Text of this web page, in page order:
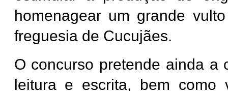
homenagear um grande
freguesia de Cucujães.
O concurso pretende ainda a
leitura e escrita, bem como